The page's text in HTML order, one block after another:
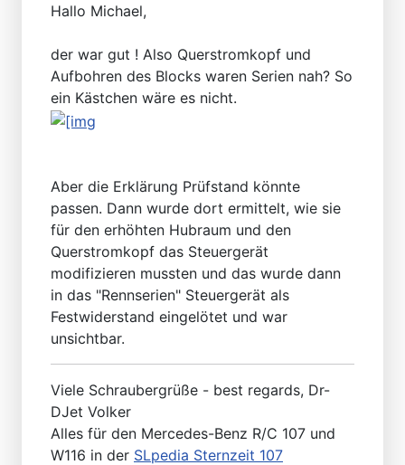
Hallo Michael,
der war gut ! Also Querstromkopf und
Aufbohren des Blocks waren Serien nah? So
ein Kästchen wäre es nicht.
Aber die Erklärung Prüfstand könnte
passen. Dann wurde dort ermittelt, wie sie
für den erhöhten Hubraum und den
Querstromkopf das Steuergerät
modifizieren mussten und das wurde dann
in das "Rennserien" Steuergerät als
Festwiderstand eingelötet und war
unsichtbar.
Viele Schraubergrüße - best regards, Dr-
DJet Volker
Alles für den Mercedes-Benz R/C 107 und
W116 in der SLpedia Sternzeit 107